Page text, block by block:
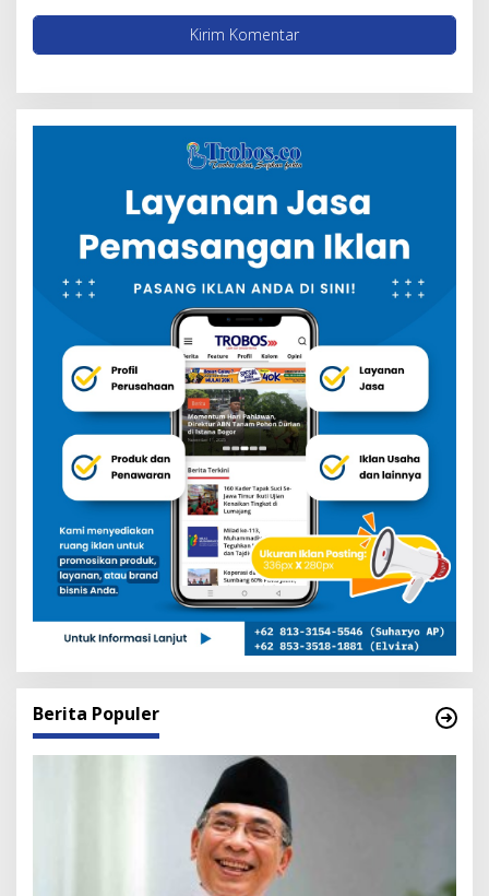
Berita Populer